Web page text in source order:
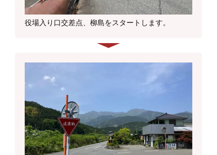
役場入り口交差点、柳島をスタートします。